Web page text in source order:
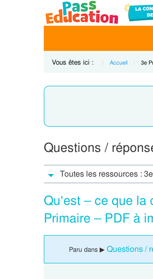
Vous êtes ici : Accueil 3e
Questions /
Toutes les ressources :
Qu’est – ce que
Primaire – PDF à
Paru dans ▶ Questions /